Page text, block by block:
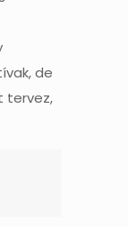
de
tervez,